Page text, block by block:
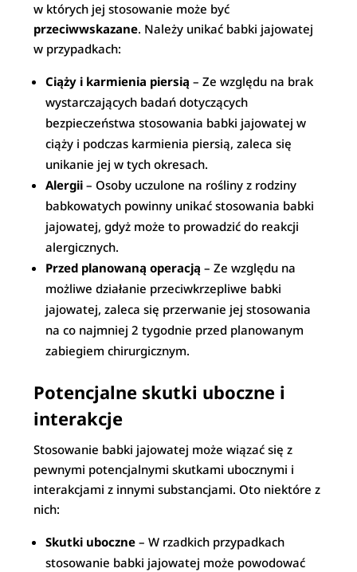
w których jej stosowanie może być
przeciwwskazane. Należy unikać babki jajowatej
w przypadkach:
Ciąży i karmienia piersią – Ze względu na brak
wystarczających badań dotyczących
bezpieczeństwa stosowania babki jajowatej w
ciąży i podczas karmienia piersią, zaleca się
unikanie jej w tych okresach.
Alergii – Osoby uczulone na rośliny z rodziny
babkowatych powinny unikać stosowania babki
jajowatej, gdyż może to prowadzić do reakcji
alergicznych.
Przed planowaną operacją – Ze względu na
możliwe działanie przeciwkrzepliwe babki
jajowatej, zaleca się przerwanie jej stosowania
na co najmniej 2 tygodnie przed planowanym
zabiegiem chirurgicznym.
Potencjalne skutki uboczne i
interakcje
Stosowanie babki jajowatej może wiązać się z
pewnymi potencjalnymi skutkami ubocznymi i
interakcjami z innymi substancjami. Oto niektóre z
nich:
Skutki uboczne – W rzadkich przypadkach
stosowanie babki jajowatej może powodować